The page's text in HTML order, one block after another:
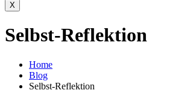
X
Selbst-Reflektion
Home
Blog
Selbst-Reflektion